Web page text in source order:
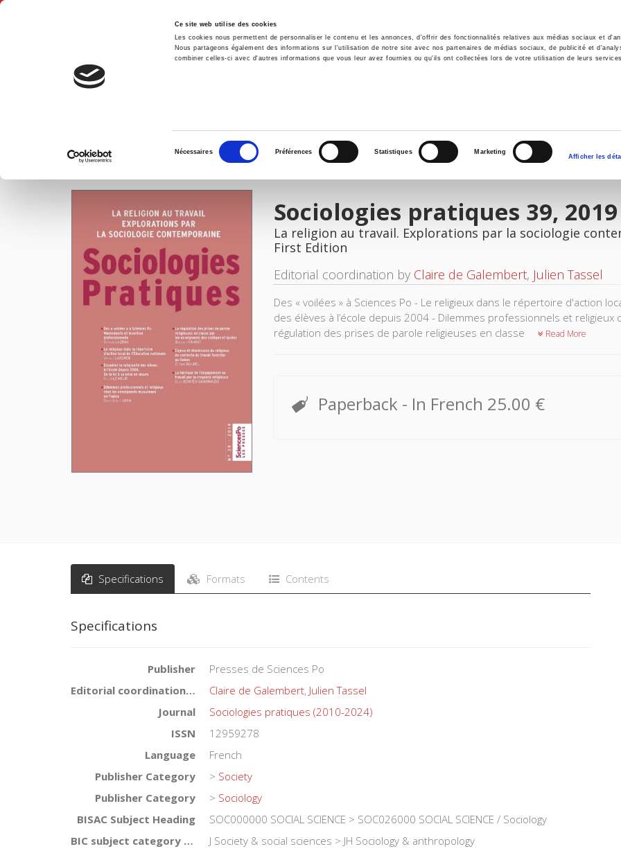
Ce site web utilise des cookies
Les cookies nous permettent de personnaliser le contenu et les annonces, d'offrir des fonctionnalités relatives aux médias sociaux et
Nous partageons également des informations sur l'utilisation de notre site avec nos partenaires de médias sociaux, de publicité et
combiner celles-ci avec d'autres informations que vous leur avez fournies ou qu'ils ont collectées lors de votre utilisation de leurs
consentement
Nécessaires Préférences Statistiques Marketing
Afficher les
Home Environment History International
IMAGES
Sociologies pratiques 39, 2019
La religion au travail. Explorations par la sociologie
First Edition
Editorial coordination by Claire de Galembert, Julien Tassel
Des « voilées » à Sciences Po - Le religieux dans le répertoire d'action
des élèves à l’école depuis 2004 - Dilemmes professionnels et religieux
régulation des prises de parole religieuses en classe
Read More
Paperback - In French 25.00 €
Specifications Formats Contents
Specifications
Publisher
Presses de Sciences Po
Editorial coordination by
Claire de Galembert, Julien Tassel
Journal
Sociologies pratiques (2010-2024)
ISSN
12959278
Language
French
Publisher Category
> Society
Publisher Category
> Sociology
BISAC Subject Heading
SOC000000 SOCIAL SCIENCE > SOC026000 SOCIAL SCIENCE / Sociology
BIC subject category (UK)
J Society & social sciences > JH Sociology & anthropology